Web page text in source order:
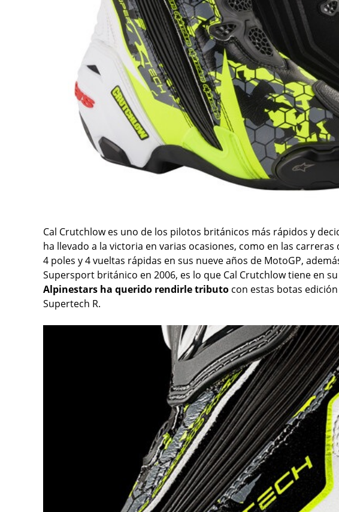
Cal Crutchlow es uno de los pilotos británicos más rápidos y
ha llevado a la victoria en varias ocasiones, como en las
4 poles y 4 vueltas rápidas en sus nueve años de MotoGP,
Supersport británico en 2006, es lo que Cal Crutchlow tiene en
Alpinestars ha querido rendirle tributo con estas botas
Supertech R.